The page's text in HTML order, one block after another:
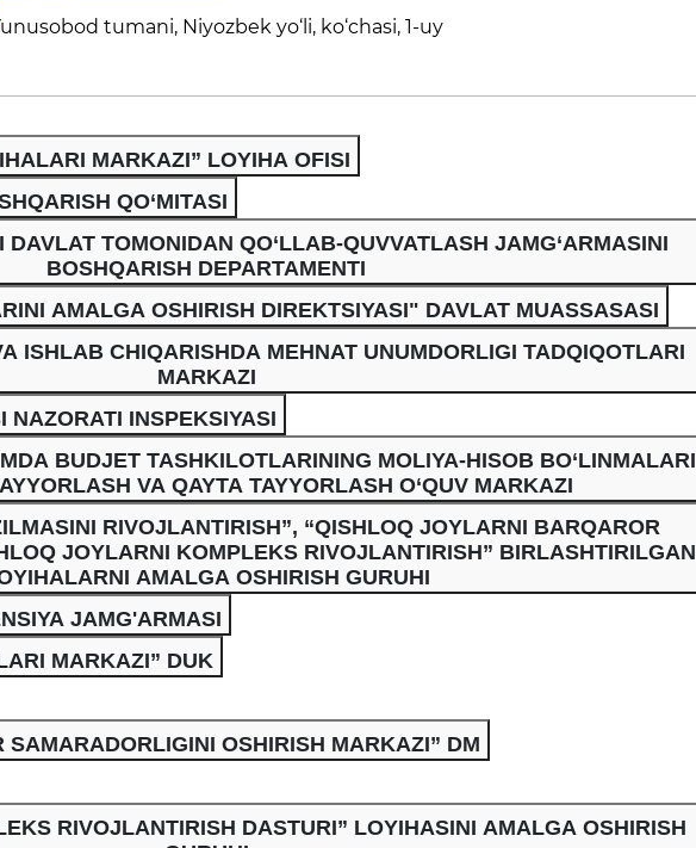
tumani, Niyozbek yo‘li, ko‘chasi, 1-uy
MARKAZI” LOYIHA OFISI
QO‘MITASI
DAVLAT TOMONIDAN QO‘LLAB-QUVVATLASH JAMG‘ARMASINI
BOSHQARISH DEPARTAMENTI
AMALGA OSHIRISH DIREKTSIYASI" DAVLAT MUASSASASI
ISHLAB CHIQARISHDA MEHNAT UNUMDORLIGI TADQIQOTLARI
MARKAZI
INSPEKSIYASI
BUDJET TASHKILOTLARINING MOLIYA-HISOB BO‘LINMALARI
VA QAYTA TAYYORLASH O‘QUV MARKAZI
RIVOJLANTIRISH”, “QISHLOQ JOYLARNI BARQAROR
JOYLARNI KOMPLEKS RIVOJLANTIRISH” BIRLASHTIRILGAN
AMALGA OSHIRISH GURUHI
JAMG'ARMASI
MARKAZI” DUK
OSHIRISH MARKAZI” DM
RIVOJLANTIRISH DASTURI” LOYIHASINI AMALGA OSHIRISH